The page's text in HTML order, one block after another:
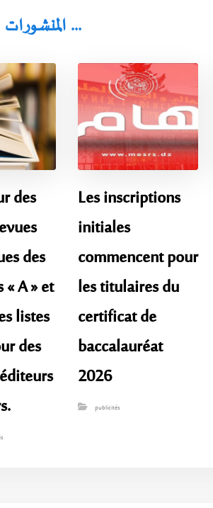
المنشورات ذات الصلة ...
des
des
A » et
listes
des
Les inscriptions
initiales
commencent pour
les titulaires du
certificat de
baccalauréat
2026
publicités